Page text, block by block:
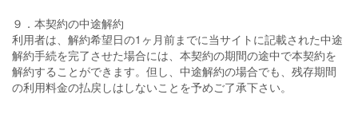
９．本契約の中途解約
利用者は、解約希望日の1ヶ月前までに当サイトに記載された中途
解約手続を完了させた場合には、本契約の期間の途中で本契約を
解約することができます。但し、中途解約の場合でも、残存期間
の利用料金の払戻しはしないことを予めご了承下さい。